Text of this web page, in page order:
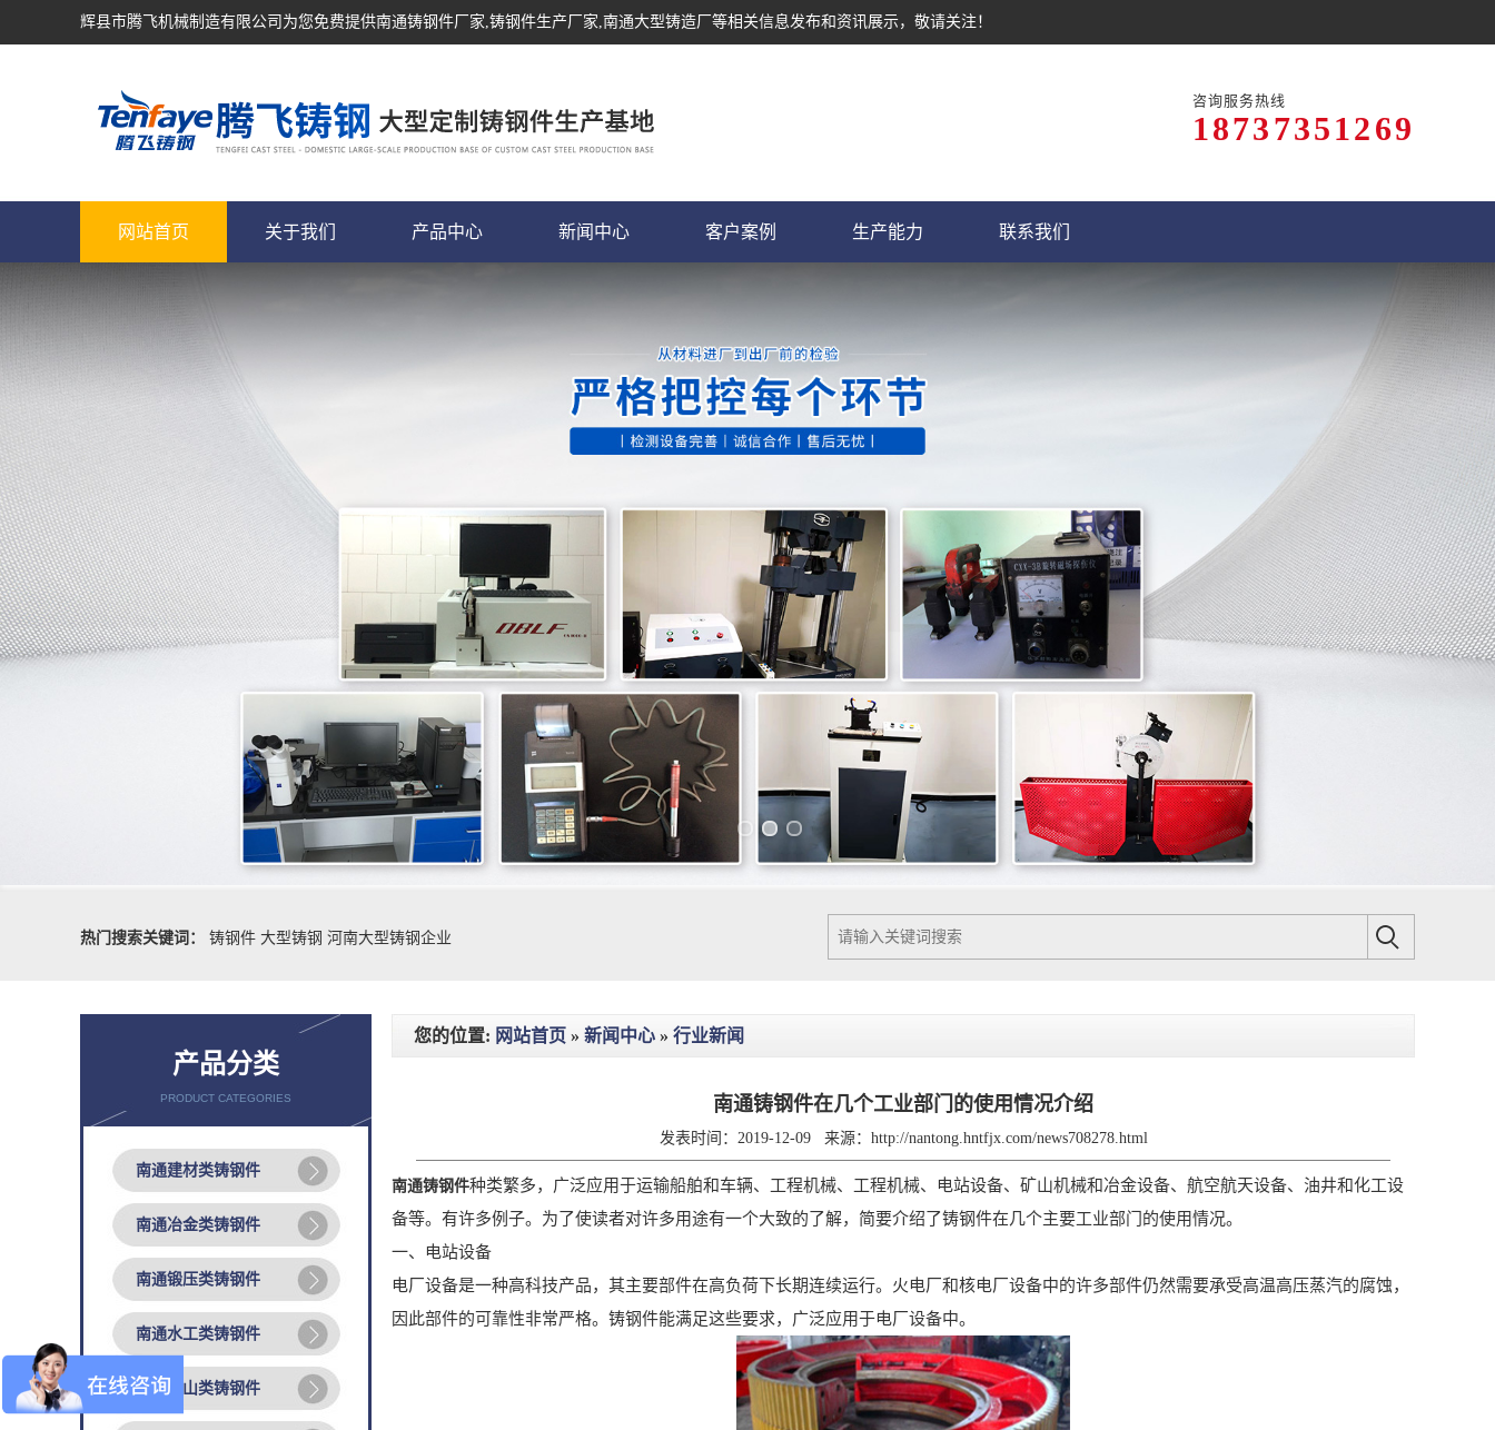
辉县市腾飞机械制造有限公司为您免费提供南通铸钢件厂家,铸钢件生产厂家,南通大型铸造厂等相关信息发布和资讯展示，敬请关注！
咨询服务热线
18737351269
网站首页 关于我们 产品中心 新闻中心 客户案例 生产能力 联系我们
热门搜索关键词：
铸钢件 大型铸钢 河南大型铸钢企业
产品分类
PRODUCT CATEGORIES
南通建材类铸钢件
南通冶金类铸钢件
南通锻压类铸钢件
南通水工类铸钢件
南通矿山类铸钢件
您的位置: 网站首页 » 新闻中心 » 行业新闻
南通铸钢件在几个工业部门的使用情况介绍
发表时间：2019-12-09 来源： http://nantong.hntfjx.com/news708278.html
南通铸钢件种类繁多，广泛应用于运输船舶和车辆、工程机械、工程机械、电站设备、矿山机械和冶金设备、航空航天设备、油井和化工设
备等。有许多例子。为了使读者对许多用途有一个大致的了解，简要介绍了铸钢件在几个主要工业部门的使用情况。
一、电站设备
电厂设备是一种高科技产品，其主要部件在高负荷下长期连续运行。火电厂和核电厂设备中的许多部件仍然需要承受高温高压蒸汽的腐蚀，
因此部件的可靠性非常严格。铸钢件能满足这些要求，广泛应用于电厂设备中。